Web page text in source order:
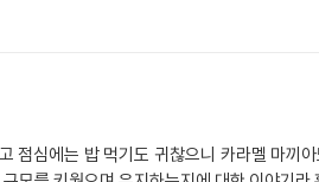
점심에는 밥 먹기도 귀찮으니 카라멜 마